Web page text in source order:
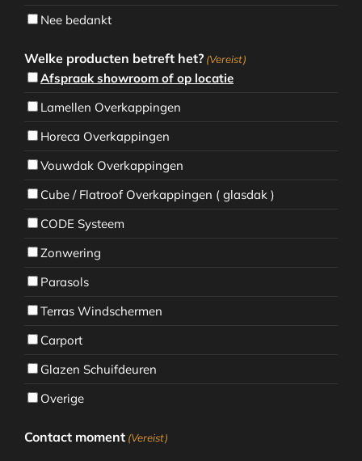
Nee bedankt
Welke producten betreft het? (Vereist)
Afspraak showroom of op locatie
Lamellen Overkappingen
Horeca Overkappingen
Vouwdak Overkappingen
Cube / Flatroof Overkappingen ( glasdak )
CODE Systeem
Zonwering
Parasols
Terras Windschermen
Carport
Glazen Schuifdeuren
Overige
Contact moment (Vereist)